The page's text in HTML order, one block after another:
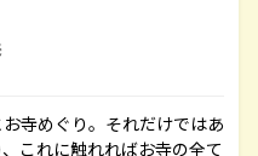
寺めぐり。それだけではあ
これに触れればお寺の全て